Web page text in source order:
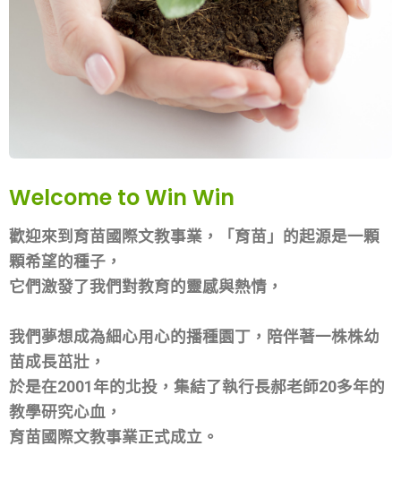
Welcome to Win Win
歡迎來到育苗國際文教事業，「育苗」的起源是一顆
顆希望的種子，
它們激發了我們對教育的靈感與熱情，
我們夢想成為細心用心的播種園丁，陪伴著一株株幼
苗成長茁壯，
於是在2001年的北投，集結了執行長郝老師20多年的
教學研究心血，
育苗國際文教事業正式成立。